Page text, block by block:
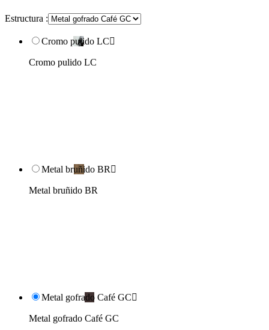
Estructura :
Cromo pulido LC
Cromo pulido LC
Metal bruñido BR 
Metal bruñido BR
Metal gofrado Café GC
Metal gofrado Café GC